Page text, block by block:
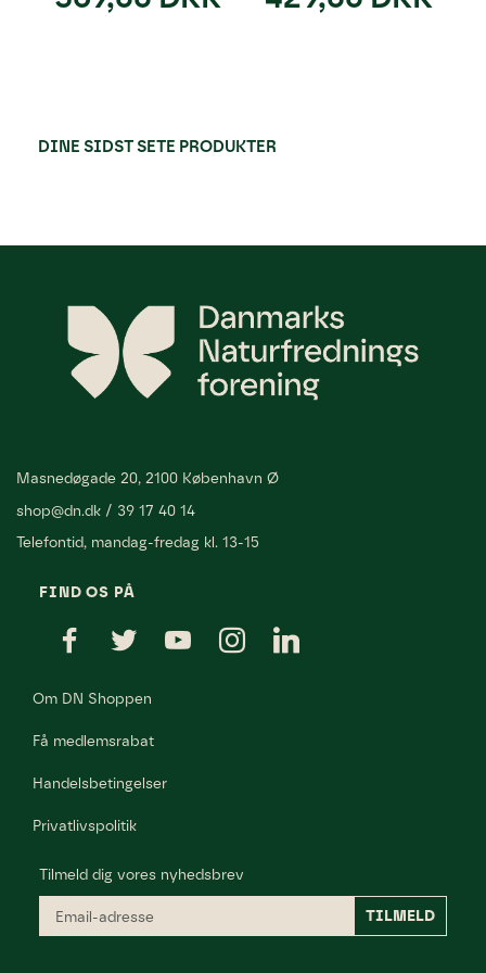
DINE SIDST SETE PRODUKTER
Masnedøgade 20, 2100 København Ø
shop@dn.dk / 39 17 40 14
Telefontid, mandag-fredag kl. 13-15
FIND OS PÅ
Om DN Shoppen
Få medlemsrabat
Handelsbetingelser
Privatlivspolitik
Tilmeld dig vores nyhedsbrev
adresse
TILMELD